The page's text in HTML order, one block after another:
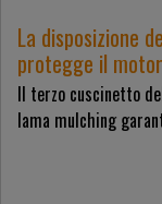
La disposizione
protegge il
Il terzo cuscinetto
lama mulching